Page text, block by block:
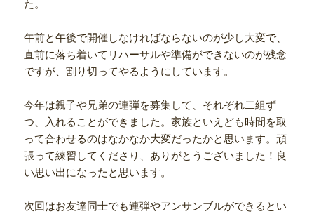
た。
午前と午後で開催しなければならないのが少し大変で、
直前に落ち着いてリハーサルや準備ができないのが残念
ですが、割り切ってやるようにしています。
今年は親子や兄弟の連弾を募集して、それぞれ二組ず
つ、入れることができました。家族といえども時間を取
って合わせるのはなかなか大変だったかと思います。頑
張って練習してくださり、ありがとうございました！良
い思い出になったと思います。
次回はお友達同士でも連弾やアンサンブルができるとい